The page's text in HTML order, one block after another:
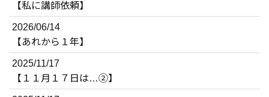
【私に講師依頼】
2026/06/14
【あれから１年】
2025/11/17
【１１月１７日は…②】